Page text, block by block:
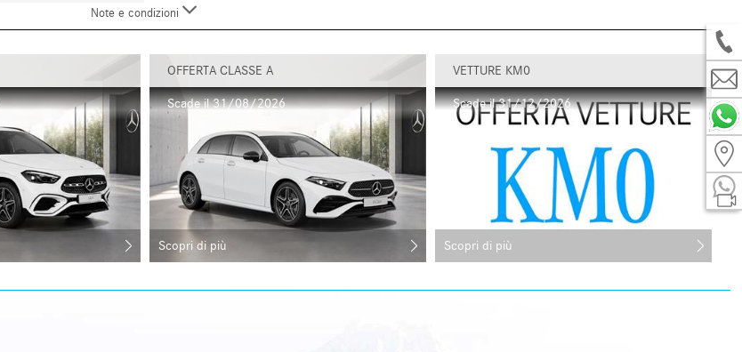
Note e condizioni
OFFERTA CLASSE A
Scade il 31/08/2026
Scopri di più
VETTURE KM0
Scade il 31/12/2026
Scopri di più